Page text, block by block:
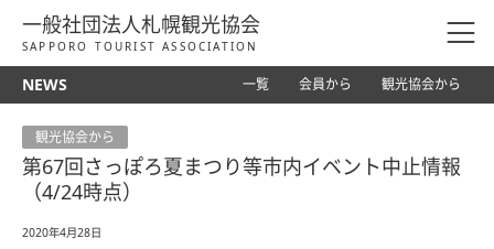
一般社団法人札幌観光協会
SAPPORO TOURIST ASSOCIATION
NEWS 一覧 会員から 観光協会から
観光協会から
第67回さっぽろ夏まつり等市内イベント中止情報
（4/24時点）
2020年4月28日